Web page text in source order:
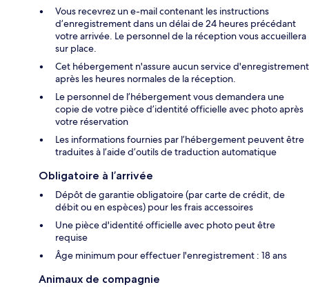
Vous recevrez un e-mail contenant les instructions
d’enregistrement dans un délai de 24 heures précédant
votre arrivée. Le personnel de la réception vous accueillera
sur place.
Cet hébergement n'assure aucun service d'enregistrement
après les heures normales de la réception.
Le personnel de l’hébergement vous demandera une
copie de votre pièce d’identité officielle avec photo après
votre réservation
Les informations fournies par l’hébergement peuvent être
traduites à l’aide d’outils de traduction automatique
Obligatoire à l’arrivée
Dépôt de garantie obligatoire (par carte de crédit, de
débit ou en espèces) pour les frais accessoires
Une pièce d'identité officielle avec photo peut être
requise
Âge minimum pour effectuer l'enregistrement : 18 ans
Animaux de compagnie